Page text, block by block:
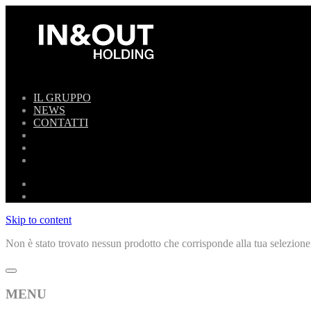
IL GRUPPO
NEWS
CONTATTI
Skip to content
Non è stato trovato nessun prodotto che corrisponde alla tua
MENU